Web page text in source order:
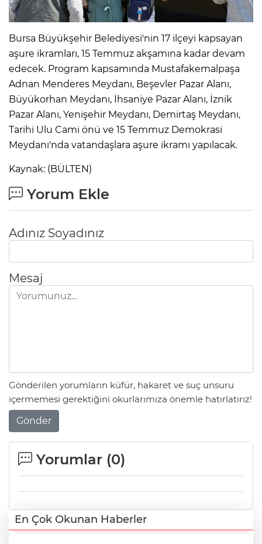
Bursa Büyükşehir Belediyesi'nin 17 ilçeyi kapsayan
aşure ikramları, 15 Temmuz akşamına kadar devam
edecek. Program kapsamında Mustafakemalpaşa
Adnan Menderes Meydanı, Beşevler Pazar Alanı,
Büyükorhan Meydanı, İhsaniye Pazar Alanı, İznik
Pazar Alanı, Yenişehir Meydanı, Demirtaş Meydanı,
Tarihi Ulu Cami önü ve 15 Temmuz Demokrasi
Meydanı'nda vatandaşlara aşure ikramı yapılacak.
Kaynak: (BÜLTEN)
Yorum Ekle
Adınız Soyadınız
Mesaj
Gönderilen yorumların küfür, hakaret ve suç unsuru
içermemesi gerektiğini okurlarımıza önemle hatırlatırız!
Gönder
Yorumlar (0)
En Çok Okunan Haberler